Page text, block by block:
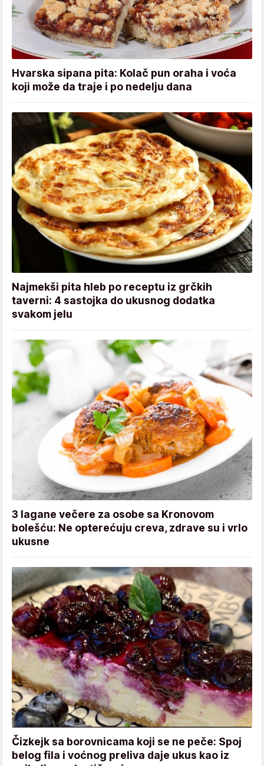
Hvarska sipana pita: Kolač pun oraha i voća
koji može da traje i po nedelju dana
Najmekši pita hleb po receptu iz grčkih
taverni: 4 sastojka do ukusnog dodatka
svakom jelu
3 lagane večere za osobe sa Kronovom
bolešću: Ne opterećuju creva, zdrave su i vrlo
ukusne
Čizkejk sa borovnicama koji se ne peče: Spoj
belog fila i voćnog preliva daje ukus kao iz